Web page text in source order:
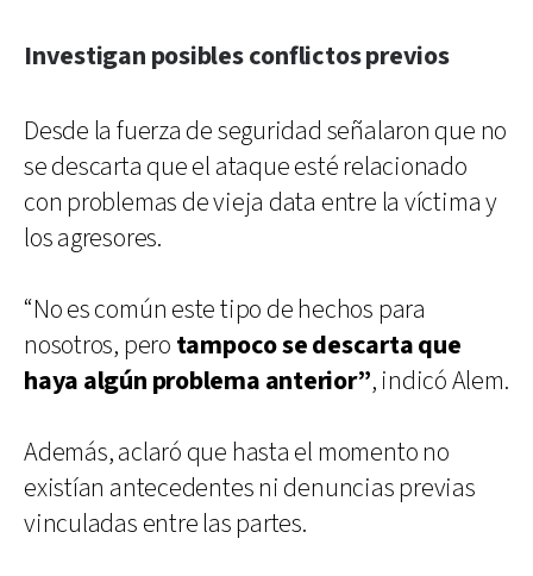
Investigan posibles conflictos previos
Desde la fuerza de seguridad señalaron que no
se descarta que el ataque esté relacionado
con problemas de vieja data entre la víctima y
los agresores.
“No es común este tipo de hechos para
nosotros, pero tampoco se descarta que
haya algún problema anterior”, indicó Alem.
Además, aclaró que hasta el momento no
existían antecedentes ni denuncias previas
vinculadas entre las partes.